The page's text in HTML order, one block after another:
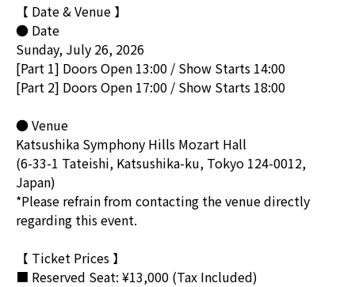
【 Date & Venue 】
● Date
Sunday, July 26, 2026
[Part 1] Doors Open 13:00 / Show Starts 14:00
[Part 2] Doors Open 17:00 / Show Starts 18:00
● Venue
Katsushika Symphony Hills Mozart Hall
(6-33-1 Tateishi, Katsushika-ku, Tokyo 124-0012,
Japan)
*Please refrain from contacting the venue directly
regarding this event.
【 Ticket Prices 】
■ Reserved Seat: ¥13,000 (Tax Included)